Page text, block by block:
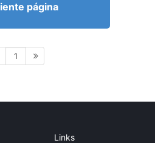
página
1
Links